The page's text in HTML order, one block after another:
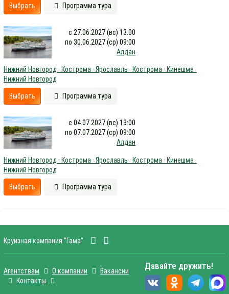
Выбрать Программа тура
с 27.06.2027 (вс) 13:00
по 30.06.2027 (ср) 09:00
Алдан
Нижний Новгород · Кострома · Ярославль · Кострома · Кинешма ·
Нижний Новгород
Выбрать Программа тура
с 04.07.2027 (вс) 13:00
по 07.07.2027 (ср) 09:00
Алдан
Нижний Новгород · Кострома · Ярославль · Кострома · Кинешма ·
Нижний Новгород
Выбрать Программа тура
Круизная компания "Гама"
Агентствам О компании
Вакансии
Контакты
Давайте дружить!